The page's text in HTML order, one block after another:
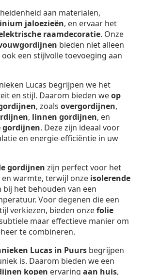
aan materialen,
jaloezieën, en ervaar het
raamdecoratie. Onze
bieden niet alleen
een stijlvolle toevoeging aan
Lucas begrijpen we het
en stijl. Daarom bieden weop
, zoals overgordijnen,
, linnen gordijnen, en
gordijnen. Deze zijn ideaal voor
en energie-efficiëntie in uw
gordijnen zijn perfect voor het
warmte, terwijl onze isolerende
bij het behouden van een
Voor degenen die een
verkiezen, bieden onzefolie
maar effectieve manier om
te combineren.
Lucas in Puurs begrijpen
is. Daarom bieden we een
kopen ervaring aan huis,